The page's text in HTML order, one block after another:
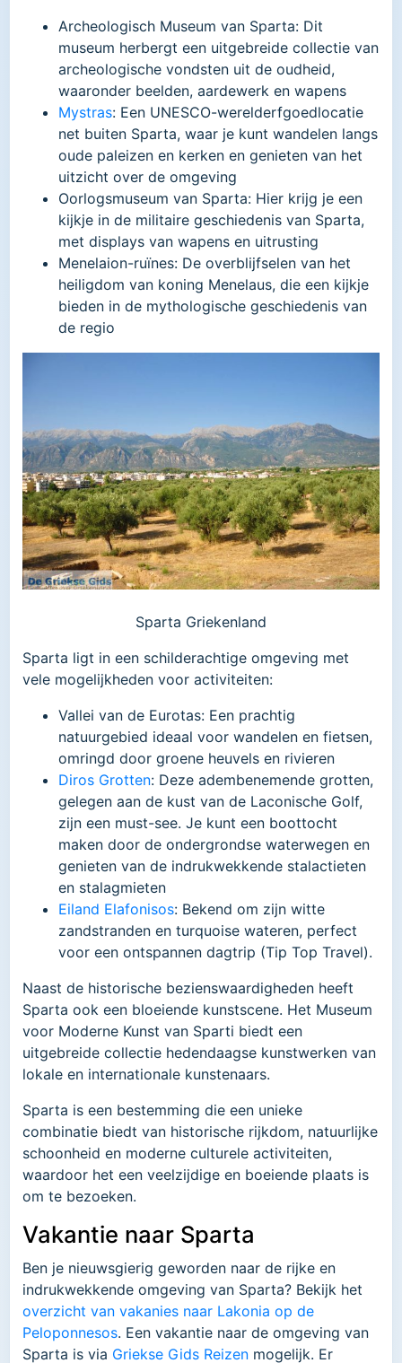
Archeologisch Museum van Sparta: Dit
museum herbergt een uitgebreide collectie van
archeologische vondsten uit de oudheid,
waaronder beelden, aardewerk en wapens​
Mystras: Een UNESCO-werelderfgoedlocatie
net buiten Sparta, waar je kunt wandelen langs
oude paleizen en kerken en genieten van het
uitzicht over de omgeving​
Oorlogsmuseum van Sparta: Hier krijg je een
kijkje in de militaire geschiedenis van Sparta,
met displays van wapens en uitrusting​
Menelaion-ruïnes: De overblijfselen van het
heiligdom van koning Menelaus, die een kijkje
bieden in de mythologische geschiedenis van
de regio​
Sparta Griekenland
Sparta ligt in een schilderachtige omgeving met
vele mogelijkheden voor activiteiten:
Vallei van de Eurotas: Een prachtig
natuurgebied ideaal voor wandelen en fietsen,
omringd door groene heuvels en rivieren​
Diros Grotten: Deze adembenemende grotten,
gelegen aan de kust van de Laconische Golf,
zijn een must-see. Je kunt een boottocht
maken door de ondergrondse waterwegen en
genieten van de indrukwekkende stalactieten
en stalagmieten​
Eiland Elafonisos: Bekend om zijn witte
zandstranden en turquoise wateren, perfect
voor een ontspannen dagtrip​ (Tip Top Travel)​.
Naast de historische bezienswaardigheden heeft
Sparta ook een bloeiende kunstscene. Het Museum
voor Moderne Kunst van Sparti biedt een
uitgebreide collectie hedendaagse kunstwerken van
lokale en internationale kunstenaars.
Sparta is een bestemming die een unieke
combinatie biedt van historische rijkdom, natuurlijke
schoonheid en moderne culturele activiteiten,
waardoor het een veelzijdige en boeiende plaats is
om te bezoeken.
Vakantie naar Sparta
Ben je nieuwsgierig geworden naar de rijke en
indrukwekkende omgeving van Sparta? Bekijk het
overzicht van vakanies naar Lakonia op de
Peloponnesos. Een vakantie naar de omgeving van
Sparta is via Griekse Gids Reizen mogelijk. Er